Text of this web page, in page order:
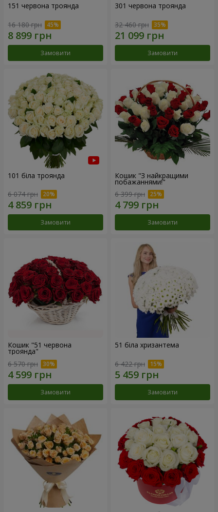
151 червона троянда
16 180 грн
Замовити
301 червона троянда
32 460 грн
Замовити
101 біла троянда
6 074 грн
Замовити
Кошик "З найкращими
побажаннями!"
6 399 грн
Замовити
Кошик "51 червона
троянда"
6 570 грн
Замовити
51 біла хризантема
6 422 грн
Замовити